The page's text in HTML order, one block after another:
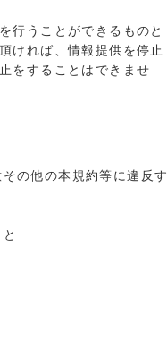
行うことができるものと
ければ、情報提供を停止
をすることはできませ
の他の本規約等に違反す